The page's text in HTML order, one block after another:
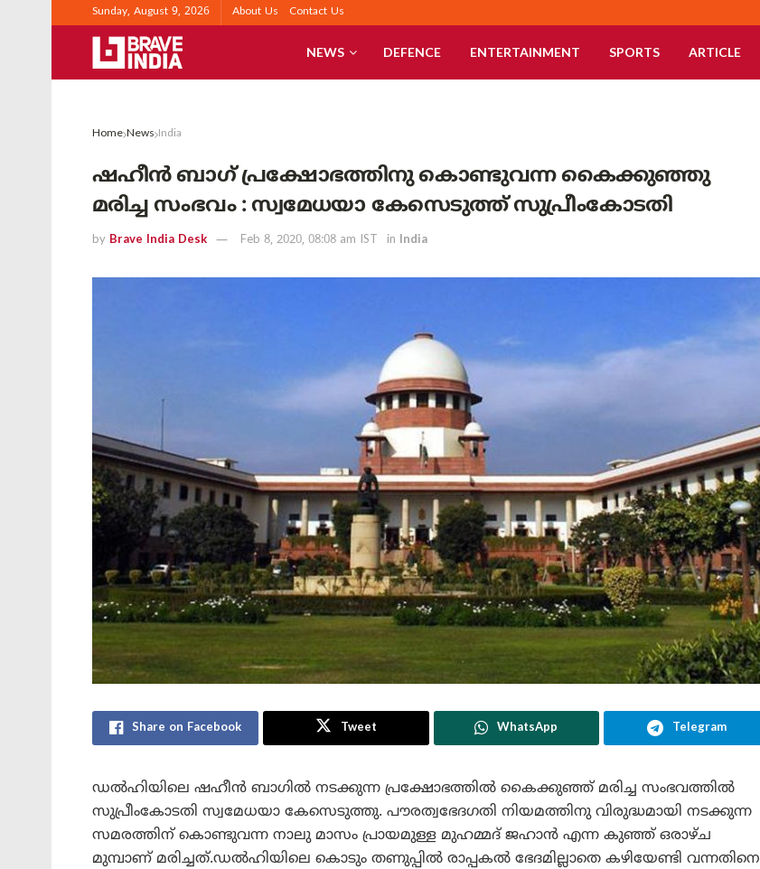
Sunday, August 9, 2026 About Us Contact Us
NEWS DEFENCE ENTERTAINMENT SPORTS ARTICLE
Home News India
ഷഹീൻ ബാഗ് പ്രക്ഷോഭത്തിനു കൊണ്ടുവന്ന കൈക്കുഞ്ഞു
മരിച്ച സംഭവം : സ്വമേധയാ കേസെടുത്ത് സുപ്രീംകോടതി
by Brave India Desk Feb 8, 2020, 08:08 am IST in India
Share on Facebook Tweet WhatsApp Telegram
ഡൽഹിയിലെ ഷഹീൻ ബാഗിൽ നടക്കുന്ന പ്രക്ഷോഭത്തിൽ കൈക്കുഞ്ഞ് മരിച്ച സംഭവത്തിൽ
സുപ്രീംകോടതി സ്വമേധയാ കേസെടുത്തു. പൗരത്വഭേദഗതി നിയമത്തിനു വിരുദ്ധമായി നടക്കുന്ന
സമരത്തിന് കൊണ്ടുവന്ന നാലു മാസം പ്രായമുള്ള മുഹമ്മദ് ജഹാൻ എന്ന കുഞ്ഞ് ഒരാഴ്ച
മുമ്പാണ് മരിച്ചത്.ഡൽഹിയിലെ കൊടും തണുപ്പിൽ രാപ്പകൽ ഭേദമില്ലാതെ കഴിയേണ്ടി വന്നതിനെ